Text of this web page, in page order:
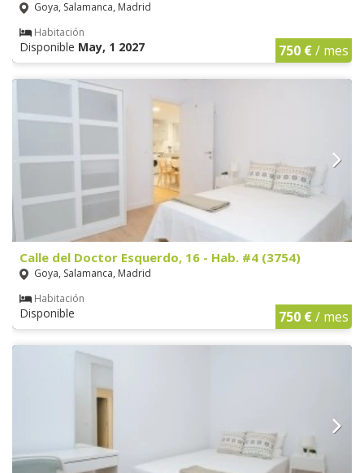
Goya, Salamanca, Madrid
Habitación
Disponible May, 1 2027 750 €/ mes
Calle del Doctor Esquerdo, 16 - Hab. #4 (3754)
Goya, Salamanca, Madrid
Habitación
Disponible 750 €/ mes